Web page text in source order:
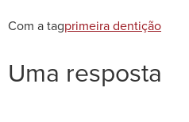
Com a tagprimeira dentição
Uma resposta